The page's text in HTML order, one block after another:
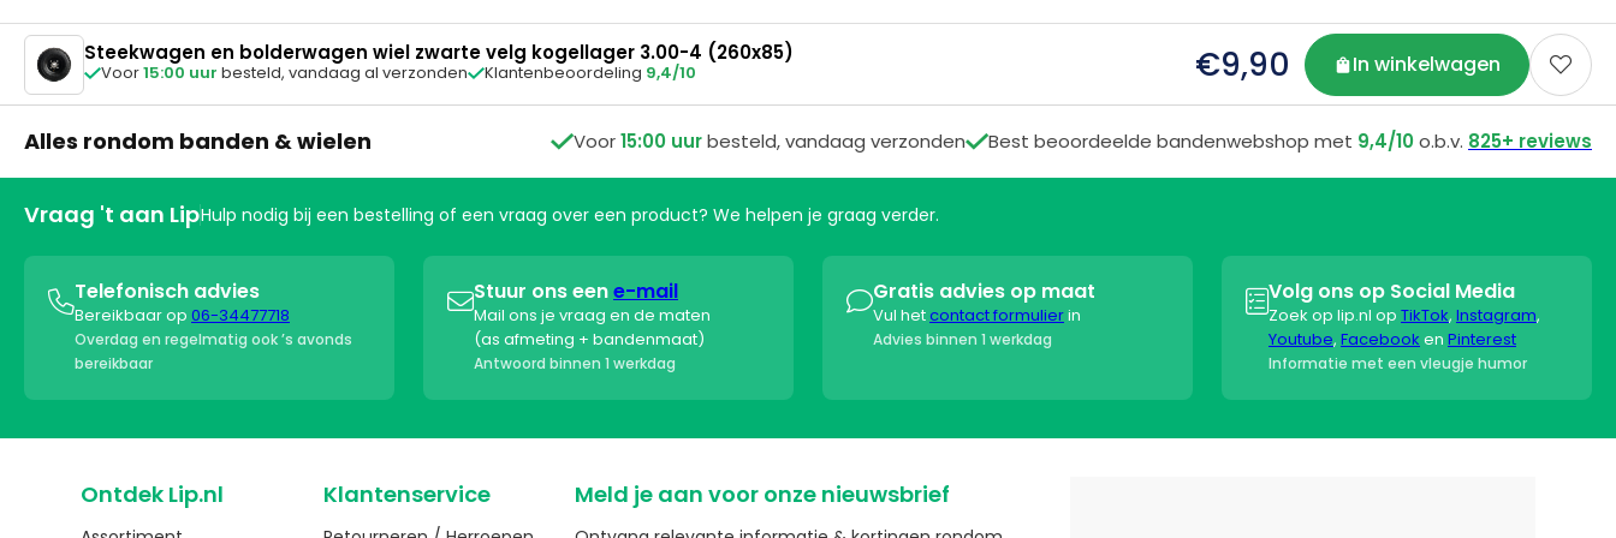
Steekwagen en bolderwagen wiel zwarte velg kogellager 3.00-4 (260x85)
Voor15:00 uur besteld, vandaag al verzondenKlantenbeoordeling 9,4/10 €9,90 In winkelwagen 
Alles rondom banden & wielen Voor15:00 uurbesteld, vandaag verzondenBest beoordeelde bandenwebshop met 9,4/10o.b.v. 825+ reviews
Vraag 't aan LipHulp nodig bij een bestelling of een vraag over een product? We helpen je graag verder.
Telefonisch advies
Bereikbaar op 06-34477718
Overdag en regelmatig ook ’s avonds
bereikbaar
Stuur ons eene-mail
Mail ons je vraag en de maten
(as afmeting + bandenmaat)
Antwoord binnen 1 werkdag
Gratis advies op maat
Vul hetcontact formulierin
Advies binnen 1 werkdag
Volg ons op Social Media
Zoek op lip.nl op TikTok, Instagram,
Youtube, Facebook en Pinterest
Informatie met een vleugje humor
Ontdek Lip.nl Klantenservice Meld je aan voor onze nieuwsbrief